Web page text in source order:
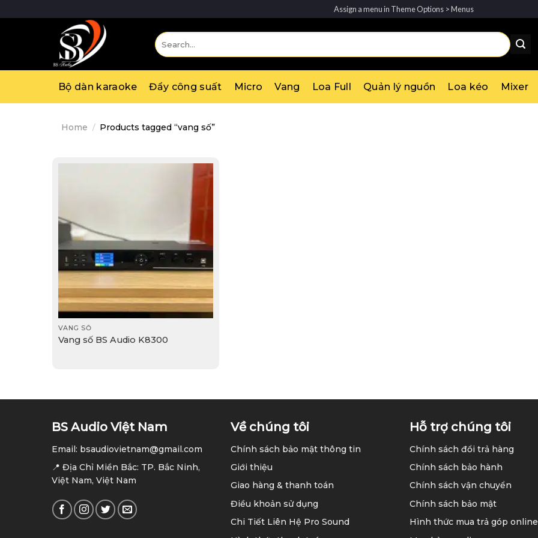
to
Assign a menu in Theme Options > Menus
Search
for:
Bộ dàn karaoke Đẩy công suất Micro Vang Loa Full Quản lý nguồn Loa kéo Mixer
Home / Products tagged “vang số”
VANG SỐ
Vang số BS Audio K8300
BS Audio Việt Nam
Email: bsaudiovietnam@gmail.com
📍 Địa Chỉ Miền Bắc: TP. Bắc Ninh,
Việt Nam, Việt Nam
Về chúng tôi
Chính sách bảo mật thông tin
Giới thiệu
Giao hàng & thanh toán
Điều khoản sử dụng
Chi Tiết Liên Hệ Pro Sound
Hỗ trợ chúng tôi
Chính sách đổi trả hàng
Chính sách bảo hành
Chính sách vận chuyển
Chính sách bảo mật
Hình thức mua trả góp online